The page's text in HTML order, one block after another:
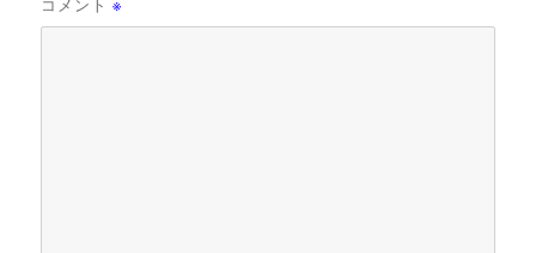
コメント※